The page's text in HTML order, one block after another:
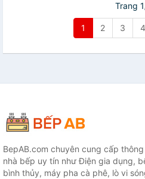
Trang
1 2 3 4
BepAB.com chuyên cung cấp
nhà bếp uy tín như Điện gia dụng,
bình thủy, máy pha cà phê, lò vi